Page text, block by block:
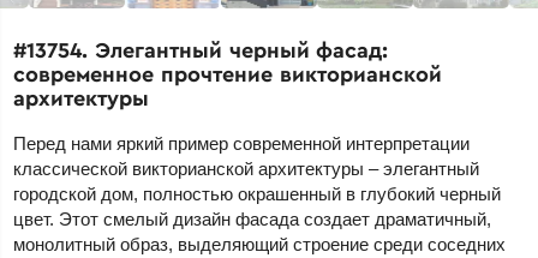
#13754. Элегантный черный фасад:
современное прочтение викторианской
архитектуры
Перед нами яркий пример современной интерпретации
классической викторианской архитектуры – элегантный
городской дом, полностью окрашенный в глубокий черный
цвет. Этот смелый дизайн фасада создает драматичный,
монолитный образ, выделяющий строение среди соседних